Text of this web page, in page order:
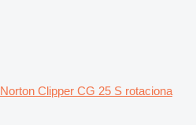
Norton Clipper CG 25 S rotaciona